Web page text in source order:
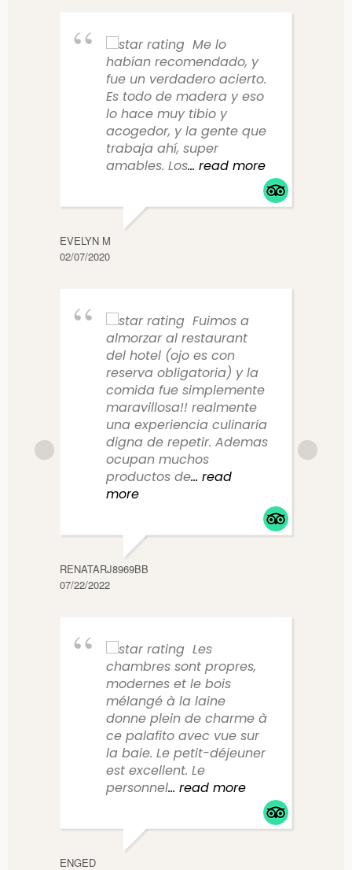
Me lo
habían recomendado, y
fue un verdadero acierto.
Es todo de madera y eso
lo hace muy tibio y
acogedor, y la gente que
trabaja ahí, super
amables. Los... read more
EVELYN M
02/07/2020
Fuimos a
almorzar al restaurant
del hotel (ojo es con
reserva obligatoria) y la
comida fue simplemente
maravillosa!! realmente
una experiencia culinaria
digna de repetir. Ademas
ocupan muchos
productos de... read
more
RENATARJ8969BB
07/22/2022
Les
chambres sont propres,
modernes et le bois
mélangé à la laine
donne plein de charme à
ce palafito avec vue sur
la baie. Le petit-déjeuner
est excellent. Le
personnel... read more
ENGED